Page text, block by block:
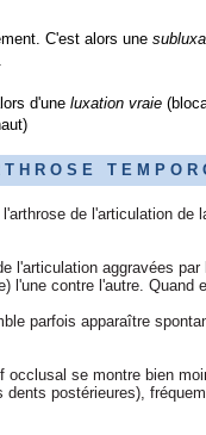
C'est alors une
d'une luxation vraie
R O S E T E M P O R
de l'articulation de
l'articulation aggravées
l'une contre l'autre.
parfois apparaître
occlusal se montre bien
postérieures),